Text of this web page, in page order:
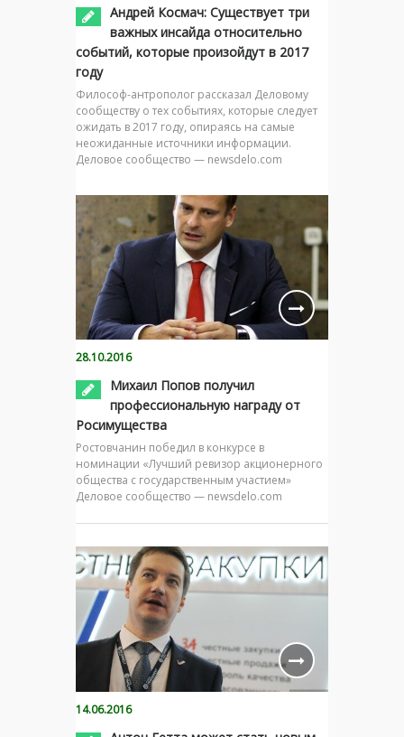
Андрей Космач: Существует три
важных инсайда относительно
событий, которые произойдут в 2017
году
Философ-антрополог рассказал Деловому
сообществу о тех событиях, которые следует
ожидать в 2017 году, опираясь на самые
неожиданные источники информации.
Деловое сообщество — newsdelo.com
28.10.2016
Михаил Попов получил
профессиональную награду от
Росимущества
Ростовчанин победил в конкурсе в
номинации «Лучший ревизор акционерного
общества с государственным участием»
Деловое сообщество — newsdelo.com
14.06.2016